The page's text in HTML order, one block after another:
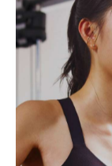
す。
このような習慣
なく継続でき
とりのライフ
ウンドしにく
実現しています。